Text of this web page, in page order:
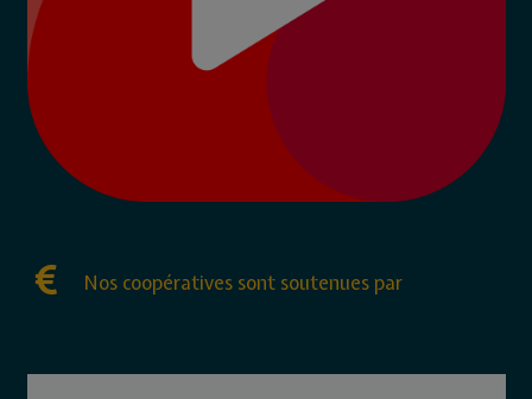
Nos coopératives sont soutenues par